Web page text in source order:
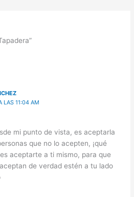
LAS 11:04 AM
mi punto de vista, es aceptarla
que no lo acepten, ¡qué
aceptarte a ti mismo, para que
de verdad estén a tu lado